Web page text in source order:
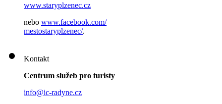
www.staryplzenec.cz
nebo www.facebook.com/
mestostaryplzenec/.
Kontakt
Centrum služeb pro turisty
info@ic-radyne.cz